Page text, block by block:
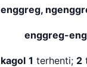
enggreg,
enggreg-
kagol 1 terhenti; 2